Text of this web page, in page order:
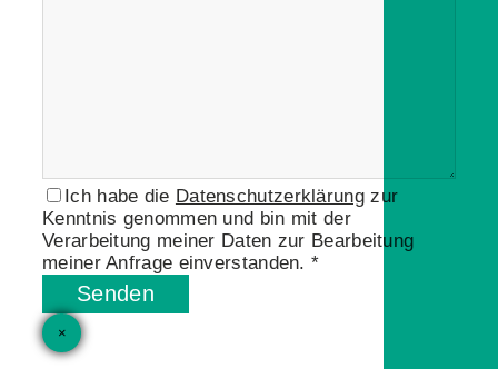
Ich habe die Datenschutzerklärungzur
Kenntnis genommen und bin mit der
Verarbeitung meiner Daten zur Bearbeitung
meiner Anfrage einverstanden. *
Senden
×